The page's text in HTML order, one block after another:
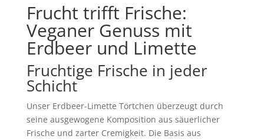
Frucht trifft Frische:
Veganer Genuss mit
Erdbeer und Limette
Fruchtige Frische in jeder
Schicht
Unser Erdbeer-Limette Törtchen überzeugt durch
seine ausgewogene Komposition aus säuerlicher
Frische und zarter Cremigkeit. Die Basis aus